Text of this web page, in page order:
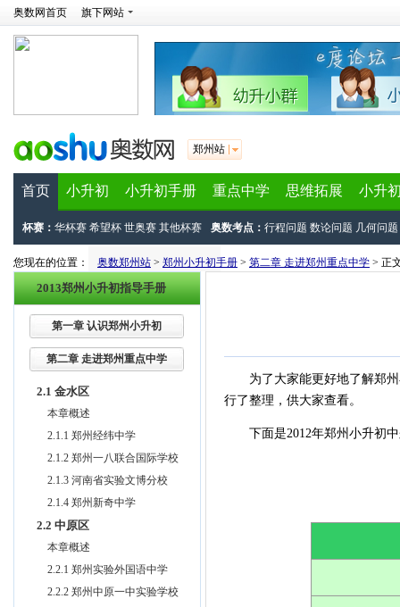
奥数网首页 旗下网站
郑州站
首页 小升初 小升初手册 重点中学 思维拓展 小升
杯赛： 华杯赛 希望杯 世奥赛 其他杯赛 奥数考点： 行程问题 数论问题 几何问题
您现在的位置： 奥数郑州站 > 郑州小升初手册 > 第二章 走进郑州重点中学 > 正
2013郑州小升初指导手册
第一章 认识郑州小升初
第二章 走进郑州重点中学
2.1 金水区
本章概述
2.1.1 郑州经纬中学
2.1.2 郑州一八联合国际学校
2.1.3 河南省实验文博分校
2.1.4 郑州新奇中学
2.2 中原区
本章概述
2.2.1 郑州实验外国语中学
2.2.2 郑州中原一中实验学校
为了大家能更好地了解郑州
行了整理，供大家查看。
下面是2012年郑州小升初中